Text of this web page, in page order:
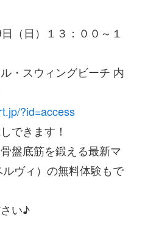
（日）１３：００～１
・スウィングビーチ 内
?id=access
できます！
盤底筋を鍛える最新マ
ヴィ）の無料体験もで
い♪